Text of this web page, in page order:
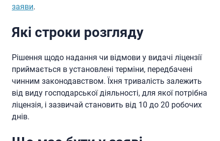
заяви.
Які строки розгляду
Рішення щодо надання чи відмови у видачі ліцензії
приймається в установлені терміни, передбачені
чинним законодавством. Їхня тривалість залежить
від виду господарської діяльності, для якої потрібна
ліцензія, і зазвичай становить від 10 до 20 робочих
днів.